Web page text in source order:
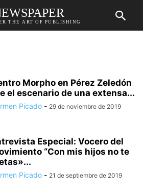
THE ART OF PUBLISHING
Morpho en Pérez Zeledón
el escenario de una extensa...
Picado - 29 de noviembre de 2019
Especial: Vocero del
“Con mis hijos no te
Picado - 21 de septiembre de 2019